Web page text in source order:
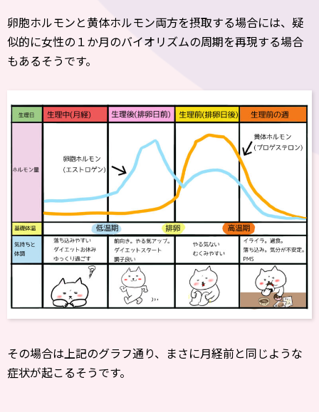
卵胞ホルモンと黄体ホルモン両方を摂取する場合には、疑
似的に女性の１か月のバイオリズムの周期を再現する場合
もあるそうです。
その場合は上記のグラフ通り、まさに月経前と同じような
症状が起こるそうです。